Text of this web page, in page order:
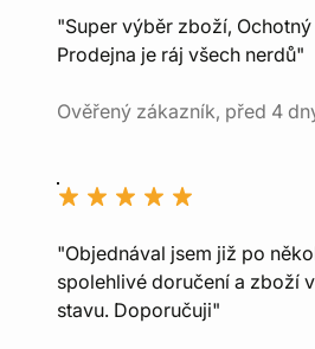
"Super výběr zboží,
Prodejna je ráj všech nerdů"
Ověřený zákazník, před 4
"Objednával jsem již po
spolehlivé doručení a zboží
stavu. Doporučuji"